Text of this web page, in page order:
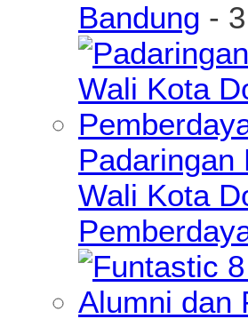
Bandung -
Padaringan
Wali Kota